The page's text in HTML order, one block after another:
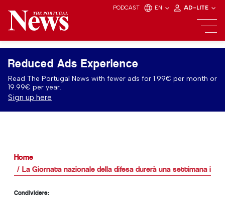
PODCAST EN AD-LITE
Reduced Ads Experience
Read The Portugal News with fewer ads for 1.99€ per month or
19.99€ per year.
Sign up here
Home
La Giornata nazionale della difesa durerà una settimana in
Condividere: